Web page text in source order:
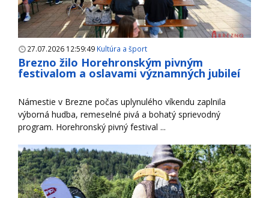
27.07.2026 12:59:49 Kultúra a šport
Brezno žilo Horehronským pivným
festivalom a oslavami významných jubileí
Námestie v Brezne počas uplynulého víkendu zaplnila
výborná hudba, remeselné pivá a bohatý sprievodný
program. Horehronský pivný festival ...